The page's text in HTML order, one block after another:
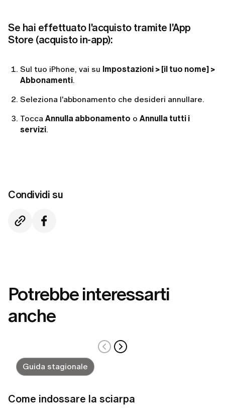
Se hai effettuato l'acquisto tramite l'App
Store (acquisto in-app):
Sul tuo iPhone, vai su Impostazioni > [il tuo nome] >
Abbonamenti.
Seleziona l'abbonamento che desideri annullare.
Tocca Annulla abbonamento o Annulla tutti i
servizi.
Condividi su
Potrebbe interessarti
anche
Guida stagionale
Come indossare la sciarpa